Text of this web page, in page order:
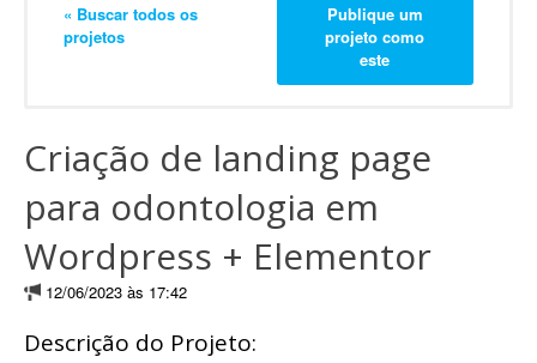
« Buscar todos os
projetos
Publique um
projeto como
este
Criação de landing page
para odontologia em
Wordpress + Elementor
12/06/2023 às 17:42
Descrição do Projeto: